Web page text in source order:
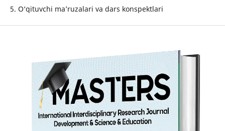
5. O‘qituvchi ma’ruzalari va dars konspektlari